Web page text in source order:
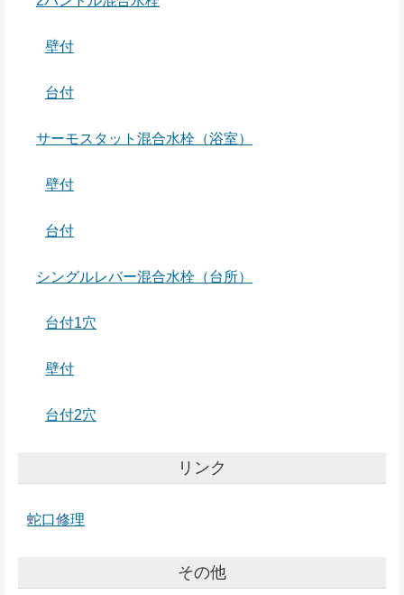
壁付
台付
サーモスタット混合水栓（浴室）
壁付
台付
シングルレバー混合水栓（台所）
台付1穴
壁付
台付2穴
リンク
蛇口修理
その他